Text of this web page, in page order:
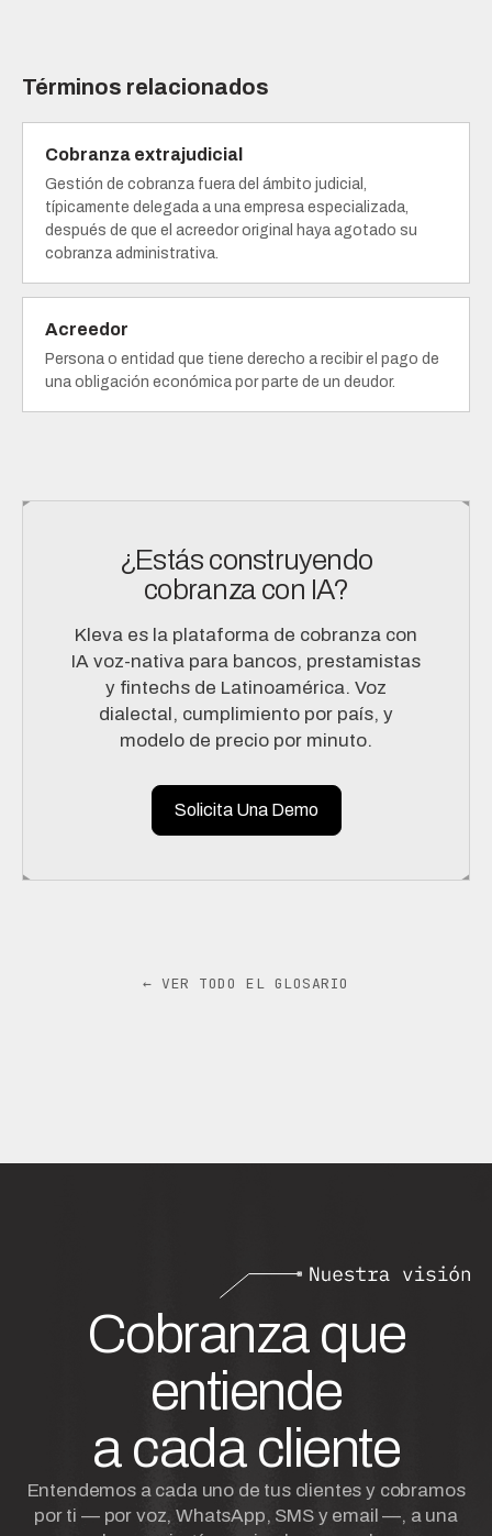
Términos relacionados
Cobranza extrajudicial
Gestión de cobranza fuera del ámbito judicial,
típicamente delegada a una empresa especializada,
después de que el acreedor original haya agotado su
cobranza administrativa.
Acreedor
Persona o entidad que tiene derecho a recibir el pago de
una obligación económica por parte de un deudor.
¿Estás construyendo
cobranza con IA?
Kleva es la plataforma de cobranza con
IA voz-nativa para bancos, prestamistas
y fintechs de Latinoamérica. Voz
dialectal, cumplimiento por país, y
modelo de precio por minuto.
Solicita Una Demo
← VER TODO EL GLOSARIO
Cobranza que
entiende
a cada cliente
Entendemos a cada uno de tus clientes y cobramos
por ti — por voz, WhatsApp, SMS y email —, a una